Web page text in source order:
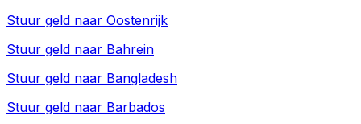
Stuur geld naar Oostenrijk
Stuur geld naar Bahrein
Stuur geld naar Bangladesh
Stuur geld naar Barbados